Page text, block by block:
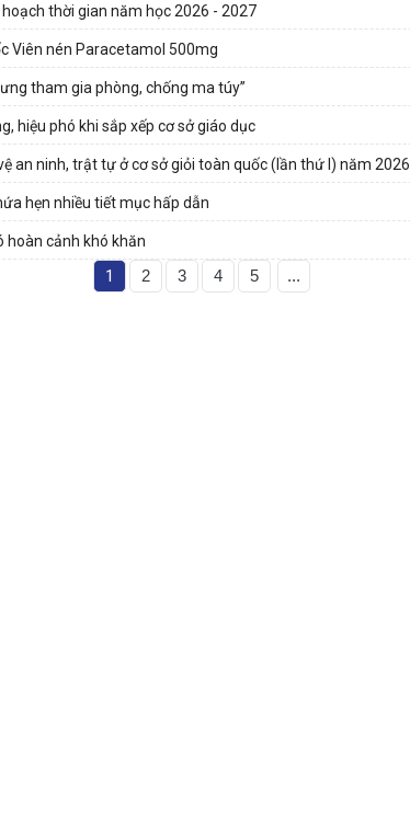
thời gian năm học 2026 - 2027
Viên nén Paracetamol 500mg
tham gia phòng, chống ma túy”
hiệu phó khi sắp xếp cơ sở giáo dục
an ninh, trật tự ở cơ sở giỏi toàn quốc (lần thứ I) năm 2026
hẹn nhiều tiết mục hấp dẫn
hoàn cảnh khó khăn
1 2 3 4 5 ...